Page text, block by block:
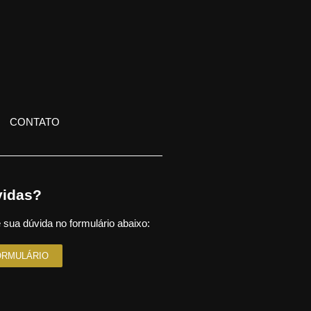
CONTATO
sua dúvida no formulário abaixo: